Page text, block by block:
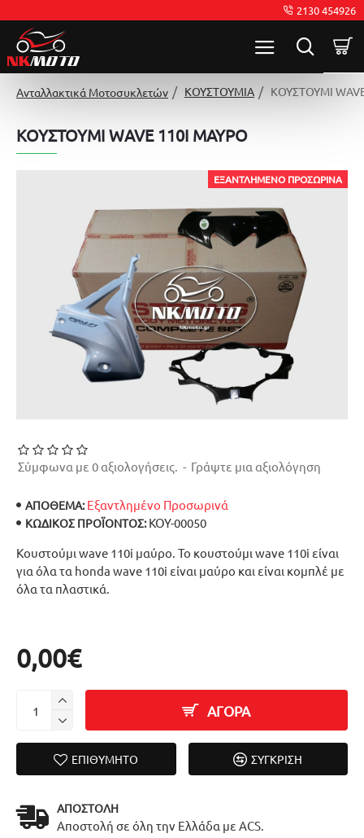
2130 454926
Ανταλλακτικά Μοτοσυκλετών ΚΟΥΣΤΟΥΜΙΑ ΚΟΥΣΤΟΥΜΙ
ΚΟΥΣΤΟΥΜΙ WAVE 110I ΜΑΥΡΟ
ΕΞΑΝΤΛΗΜΈΝΟ ΠΡΟΣΩΡΙΝΆ
Κουστούμι wave 110i μαύρο. Το κουστούμι wave 110i είναι
για όλα τα honda wave 110i είναι μαύρο και είναι κομπλέ με
όλα τα πλαστικά.
ΑΠΟΘΕΜΑ: Εξαντλημένο Προσωρινά
ΚΩΔΙΚΌΣ ΠΡΟΪΌΝΤΟΣ: ΚΟΥ-00050
Σύμφωνα με 0 αξιολογήσεις. - Γράψτε μια αξιολόγηση
0,00€
ΑΓΟΡΑ
ΕΠΙΘΥΜΗΤΌ ΣΎΓΚΡΙΣΗ
ΑΠΟΣΤΟΛΉ
Αποστολή σε όλη την Ελλάδα με ACS.